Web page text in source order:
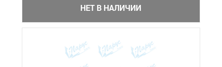
НЕТ В НАЛИЧИИ